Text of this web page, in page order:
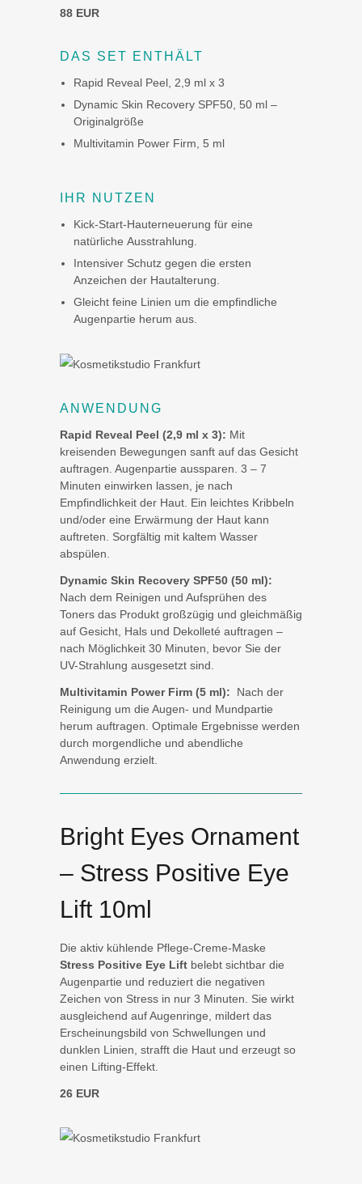
88 EUR
DAS SET ENTHÄLT
Rapid Reveal Peel, 2,9 ml x 3
Dynamic Skin Recovery SPF50, 50 ml –
Originalgröße
Multivitamin Power Firm, 5 ml
IHR NUTZEN
Kick-Start-Hauterneuerung für eine
natürliche Ausstrahlung.
Intensiver Schutz gegen die ersten
Anzeichen der Hautalterung.
Gleicht feine Linien um die empfindliche
Augenpartie herum aus.
ANWENDUNG
Rapid Reveal Peel (2,9 ml x 3): Mit
kreisenden Bewegungen sanft auf das Gesicht
auftragen. Augenpartie aussparen. 3 – 7
Minuten einwirken lassen, je nach
Empfindlichkeit der Haut. Ein leichtes Kribbeln
und/oder eine Erwärmung der Haut kann
auftreten. Sorgfältig mit kaltem Wasser
abspülen.
Dynamic Skin Recovery SPF50 (50 ml):
Nach dem Reinigen und Aufsprühen des
Toners das Produkt großzügig und gleichmäßig
auf Gesicht, Hals und Dekolleté auftragen –
nach Möglichkeit 30 Minuten, bevor Sie der
UV-Strahlung ausgesetzt sind.
Multivitamin Power Firm (5 ml):
Nach der
Reinigung um die Augen- und Mundpartie
herum auftragen. Optimale Ergebnisse werden
durch morgendliche und abendliche
Anwendung erzielt.
Bright Eyes Ornament
– Stress Positive Eye
Lift 10ml
Die aktiv kühlende Pflege-Creme-Maske
Stress Positive Eye Lift belebt sichtbar die
Augenpartie und reduziert die negativen
Zeichen von Stress in nur 3 Minuten. Sie wirkt
ausgleichend auf Augenringe, mildert das
Erscheinungsbild von Schwellungen und
dunklen Linien, strafft die Haut und erzeugt so
einen Lifting-Effekt.
26 EUR